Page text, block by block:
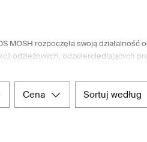
MOSH rozpoczęła swoją
odzieżowych, odzwierciedlających
odzież wierzchnią, można znaleźć na
marki. Boozt.com zapewnia
cena sortuj według